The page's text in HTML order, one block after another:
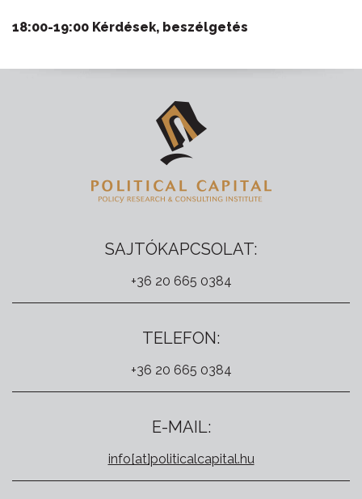
18:00-19:00 Kérdések, beszélgetés
SAJTÓKAPCSOLAT:
+36 20 665 0384
TELEFON:
+36 20 665 0384
E-MAIL:
info[at]politicalcapital.hu